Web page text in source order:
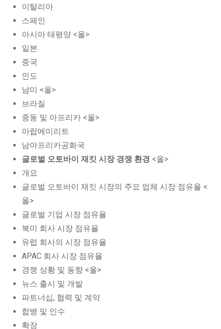
이탈리아
스페인
아시아 태평양 <올>
일본
중국
인도
남미 <올>
브라질
중동 및 아프리카 <올>
아랍에미리트
남아프리카공화국
글로벌 오토바이 재킷 시장 경쟁 환경 <올>
개요
글로벌 오토바이 재킷 시장의 주요 업체 시장 점유율 <
올>
글로벌 기업 시장 점유율
북미 회사 시장 점유율
유럽 회사의 시장 점유율
APAC 회사 시장 점유율
경쟁 상황 및 동향 <올>
뉴스 출시 및 개발
파트너십, 협력 및 계약
합병 및 인수
확장